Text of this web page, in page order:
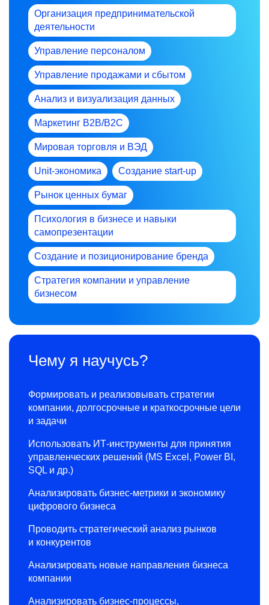
Организация предпринимательской
деятельности
Управление персоналом
Управление продажами и сбытом
Анализ и визуализация данных
Маркетинг В2В/В2С
Мировая торговля и ВЭД
Unit-экономика Создание start-up
Рынок ценных бумаг
Психология в бизнесе и навыки
самопрезентации
Создание и позиционирование бренда
Стратегия компании и управление
бизнесом
Чему я научусь?
Формировать и реализовывать стратегии
компании, долгосрочные и краткосрочные цели
и задачи
Использовать ИТ-инструменты для принятия
управленческих решений (MS Excel, Power BI,
SQL и др.)
Анализировать бизнес-метрики и экономику
цифрового бизнеса
Проводить стратегический анализ рынков
и конкурентов
Анализировать новые направления бизнеса
компании
Анализировать бизнес-процессы,